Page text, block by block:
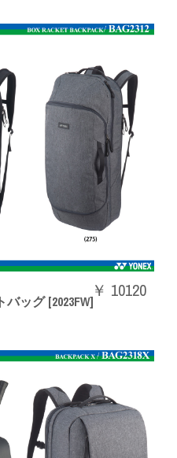
ッグ [2023FW]
￥ 10120